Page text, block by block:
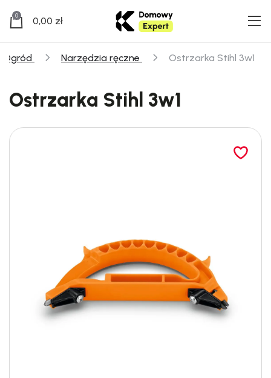
0 0,00 zł
Ogród Narzędzia ręczne Ostrzarka Stihl 3w1
Ostrzarka Stihl 3w1